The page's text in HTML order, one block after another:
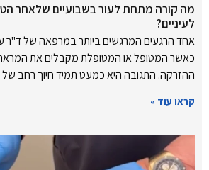
מה קורה מתחת לעור בשבועיים שלאחר
לעיניים?
אחד הרגעים המרגשים ביותר במרפאה של ד"ר
כאשר המטופל או המטופלת מקבלים את
ההזרקה. התגובה היא כמעט תמיד חיוך רחב
קראו עוד »